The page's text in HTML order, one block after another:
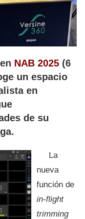
en NAB 2025 (6
un espacio
en
de su
La
nueva
función de
in-flight
trimming